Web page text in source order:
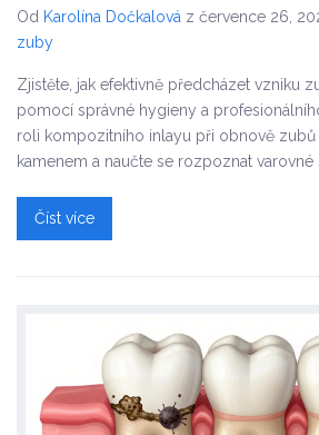
Od Karolína Dočkalová z července 26,
zuby
Zjistěte, jak efektivně předcházet vzniku
pomocí správné hygieny a
roli kompozitního inlayu při obnově
kamenem a naučte se rozpoznat varovné
Číst více